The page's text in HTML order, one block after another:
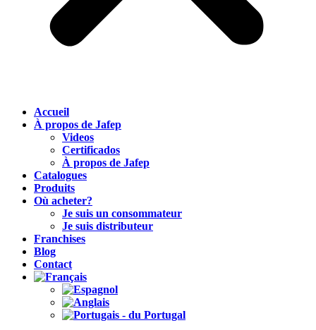
Accueil
À propos de Jafep
Videos
Certificados
À propos de Jafep
Catalogues
Produits
Où acheter?
Je suis un consommateur
Je suis distributeur
Franchises
Blog
Contact